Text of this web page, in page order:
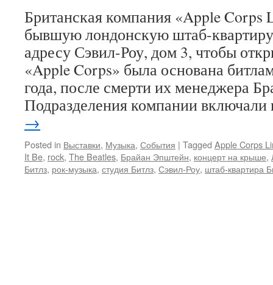
Британская компания «Apple Corps
бывшую лондонскую штаб-
адресу Сэвил-Роу, дом 3, чтобы
«Apple Corps» была основана
года, после смерти их менеджера
Подразделения компании
→
Posted in Выставки, Музыка, События | Tagged Apple Corps
It Be, rock, The Beatles, Брайан Эпштейн, концерт на крыше,
Битлз, рок-музыка, студия Битлз, Сэвил-Роу, штаб-квартира